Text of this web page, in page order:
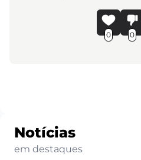
0 0
Notícias
em destaques